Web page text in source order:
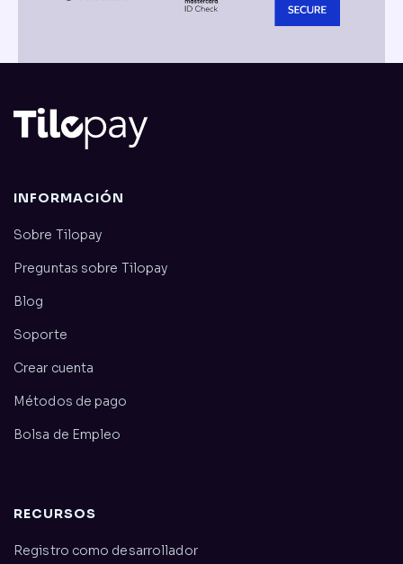
INFORMACIÓN
Sobre Tilopay
Preguntas sobre Tilopay
Blog
Soporte
Crear cuenta
Métodos de pago
Bolsa de Empleo
RECURSOS
Registro como desarrollador